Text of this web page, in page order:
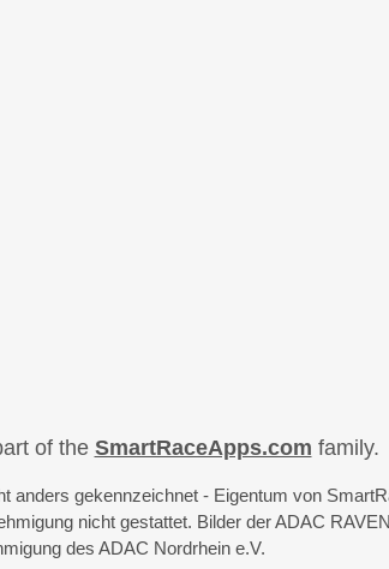
of the SmartRaceApps.com family.
anders gekennzeichnet - Eigentum von
nicht gestattet. Bilder der ADAC
des ADAC Nordrhein e.V.